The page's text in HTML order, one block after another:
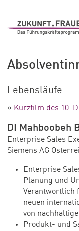
Zukunft.Frauen
Lebensläufe
» Kurzfilm des 10.
DI Mahboobeh
Enterprise Sales
Siemens AG
Enterprise
Planung und
Verantwortlich
neuen
von
Produkt- und